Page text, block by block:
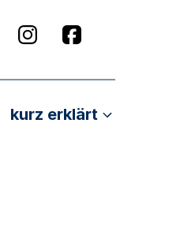
kurz erklärt